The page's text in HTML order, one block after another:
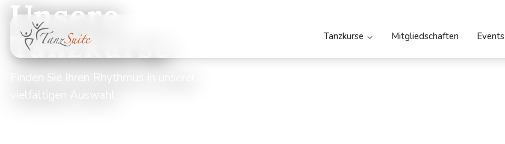
Tanzkurse Mitgliedschaften Events
Unsere
Tanzkurse